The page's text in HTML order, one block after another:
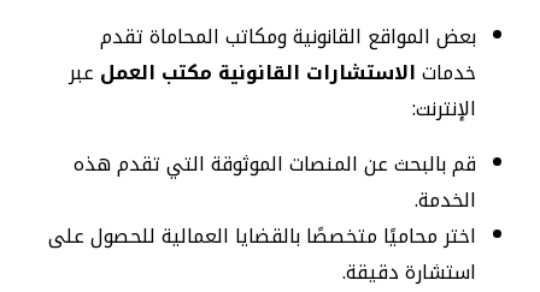
بعض المواقع القانونية ومكاتب المحاماة تقدم
خدماتالاستشارات القانونية مكتب العمل عبر
الإنترنت:
قم بالبحث عن المنصات الموثوقة التي تقدم هذه
الخدمة.
اختر محاميًا متخصصًا بالقضايا العمالية للحصول على
استشارة دقيقة.